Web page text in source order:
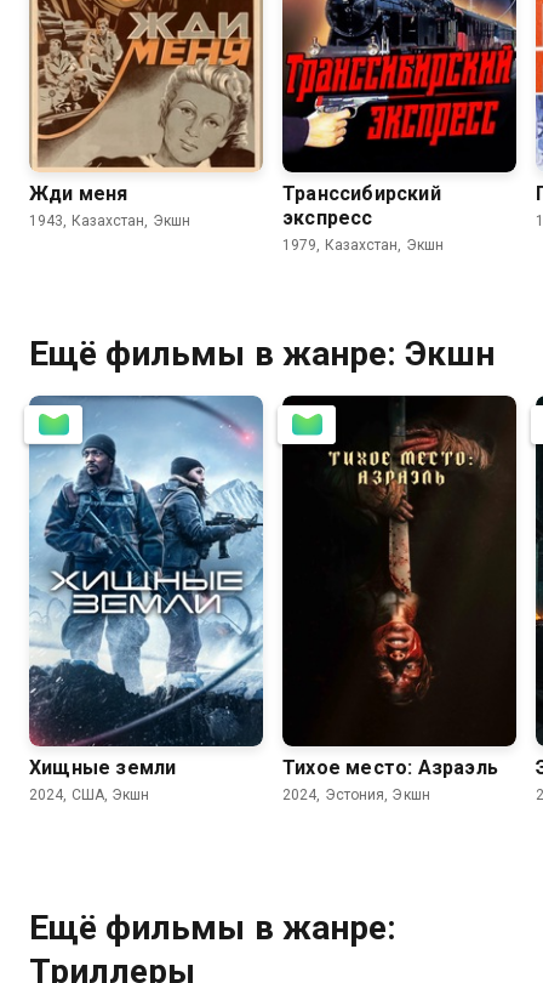
7.8 7.3
Жди меня
1943, Казахстан, Экшн
7.3 6.7
Транссибирский
экспресс
1979, Казахстан, Экшн
Ещё фильмы в жанре: Экшн
5.6 5.6
Хищные земли
2024, США, Экшн
Тихое место: Азраэль
2024, Эстония, Экшн
Ещё фильмы в жанре:
Триллеры